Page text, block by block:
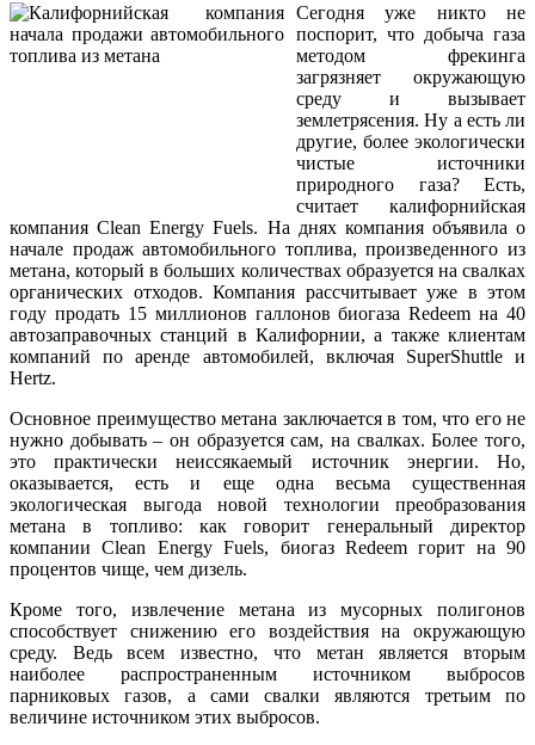
Сегодня уже никто не
поспорит, что добыча газа
методом фрекинга
загрязняет окружающую
среду и вызывает
землетрясения. Ну а есть ли
другие, более экологически
чистые источники
природного газа? Есть,
считает калифорнийская
компания Clean Energy Fuels. На днях компания объявила о
начале продаж автомобильного топлива, произведенного из
метана, который в больших количествах образуется на свалках
органических отходов. Компания рассчитывает уже в этом
году продать 15 миллионов галлонов биогаза Redeem на 40
автозаправочных станций в Калифорнии, а также клиентам
компаний по аренде автомобилей, включая SuperShuttle и
Hertz.
Основное преимущество метана заключается в том, что его не
нужно добывать – он образуется сам, на свалках. Более того,
это практически неиссякаемый источник энергии. Но,
оказывается, есть и еще одна весьма существенная
экологическая выгода новой технологии преобразования
метана в топливо: как говорит генеральный директор
компании Clean Energy Fuels, биогаз Redeem горит на 90
процентов чище, чем дизель.
Кроме того, извлечение метана из мусорных полигонов
способствует снижению его воздействия на окружающую
среду. Ведь всем известно, что метан является вторым
наиболее распространенным источником выбросов
парниковых газов, а сами свалки являются третьим по
величине источником этих выбросов.